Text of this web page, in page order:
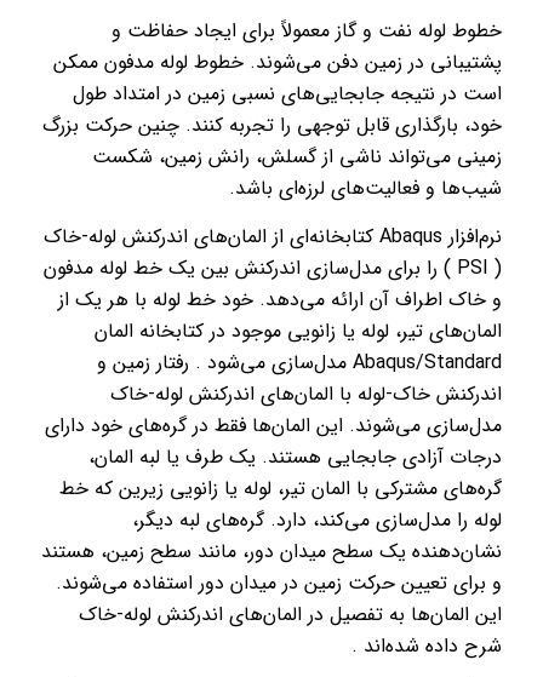
خطوط لوله نفت و گاز معمولاً برای ایجاد حفاظت و
پشتیبانی در زمین دفن می‌شوند. خطوط لوله مدفون ممکن
است در نتیجه جابجایی‌های نسبی زمین در امتداد طول
خود، بارگذاری قابل توجهی را تجربه کنند. چنین حرکت بزرگ
زمینی می‌تواند ناشی از گسلش، رانش زمین، شکست
شیب‌ها و فعالیت‌های لرزه‌ای باشد.
نرم‌افزار Abaqus کتابخانه‌ای از المان‌های اندرکنش لوله-خاک
( PSI ) را برای مدل‌سازی اندرکنش بین یک خط لوله مدفون
و خاک اطراف آن ارائه می‌دهد. خود خط لوله با هر یک از
المان‌های تیر، لوله یا زانویی موجود در کتابخانه المان
Abaqus/Standard مدل‌سازی می‌شود . رفتار زمین و
اندرکنش خاک-لوله با المان‌های اندرکنش لوله-خاک
مدل‌سازی می‌شوند. این المان‌ها فقط در گره‌های خود دارای
درجات آزادی جابجایی هستند. یک طرف یا لبه المان،
گره‌های مشترکی با المان تیر، لوله یا زانویی زیرین که خط
لوله را مدل‌سازی می‌کند، دارد. گره‌های لبه دیگر،
نشان‌دهنده یک سطح میدان دور، مانند سطح زمین، هستند
و برای تعیین حرکت زمین در میدان دور استفاده می‌شوند.
این المان‌ها به تفصیل در المان‌های اندرکنش لوله-خاک
شرح داده شده‌اند .